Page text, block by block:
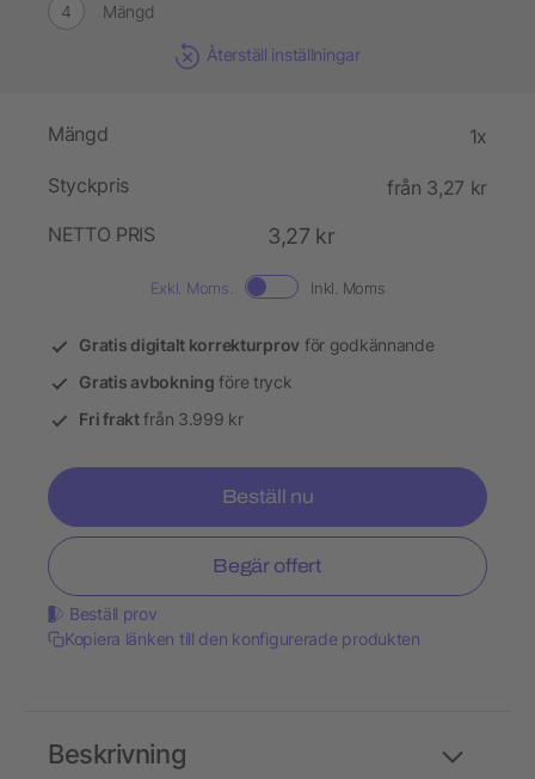
Mängd
Återställ inställningar
Mängd 1x
Styckpris
från 3,27 kr
NETTO PRIS
3,27 kr
Exkl. Moms. Inkl. Moms
Gratis digitalt korrekturprov för godkännande
Gratis avbokning före tryck
Fri fraktfrån 3.999 kr
Beställ nu
Begär offert
Beställ prov
Kopiera länken till den konfigurerade produkten
Beskrivning